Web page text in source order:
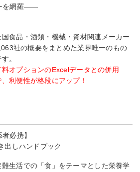
を網羅――
国食品・酒類・機械・資材関連メーカー
社の概要をまとめた業界唯一のもの
。
料オプションのExcelデータとの併用
、利便性が格段にアップ！
必携】
出しハンドブック
難生活での「食」をテーマとした栄養学